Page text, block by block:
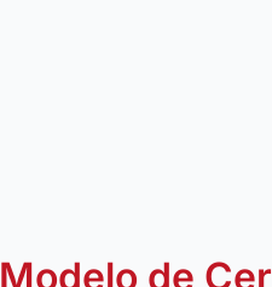
Modelo de